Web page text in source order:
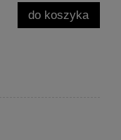
do koszyka